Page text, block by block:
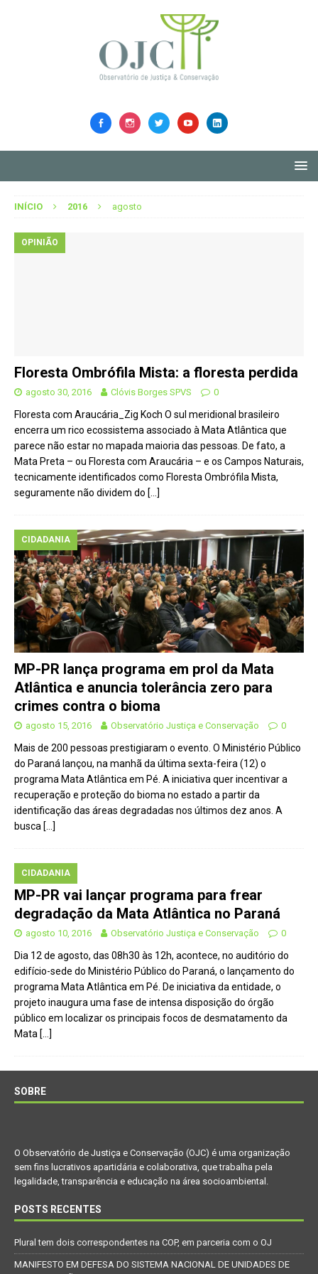
INÍCIO 2016 agosto
OPINIÃO
Floresta Ombrófila Mista: a floresta perdida
agosto 30, 2016 Clóvis Borges SPVS 0
Floresta com Araucária_Zig Koch O sul meridional brasileiro
encerra um rico ecossistema associado à Mata Atlântica que
parece não estar no mapada maioria das pessoas. De fato, a
Mata Preta – ou Floresta com Araucária – e os Campos Naturais,
tecnicamente identificados como Floresta Ombrófila Mista,
seguramente não dividem do […]
CIDADANIA
MP-PR lança programa em prol da Mata
Atlântica e anuncia tolerância zero para
crimes contra o bioma
agosto 15, 2016 Observatório Justiça e Conservação 0
Mais de 200 pessoas prestigiaram o evento. O Ministério Público
do Paraná lançou, na manhã da última sexta-feira (12) o
programa Mata Atlântica em Pé. A iniciativa quer incentivar a
recuperação e proteção do bioma no estado a partir da
identificação das áreas degradadas nos últimos dez anos. A
busca […]
CIDADANIA
MP-PR vai lançar programa para frear
degradação da Mata Atlântica no Paraná
agosto 10, 2016 Observatório Justiça e Conservação 0
Dia 12 de agosto, das 08h30 às 12h, acontece, no auditório do
edifício-sede do Ministério Público do Paraná, o lançamento do
programa Mata Atlântica em Pé. De iniciativa da entidade, o
projeto inaugura uma fase de intensa disposição do órgão
público em localizar os principais focos de desmatamento da
Mata […]
SOBRE
O Observatório de Justiça e Conservação (OJC) é uma organização
sem fins lucrativos apartidária e colaborativa, que trabalha pela
legalidade, transparência e educação na área socioambiental.
POSTS RECENTES
Plural tem dois correspondentes na COP, em parceria com o OJ
MANIFESTO EM DEFESA DO SISTEMA NACIONAL DE UNIDADES DE